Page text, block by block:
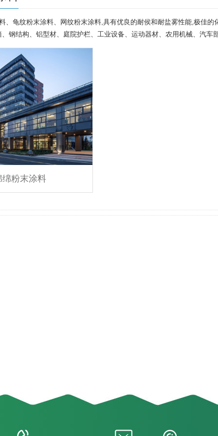
、龟纹粉末涂料、网纹粉末涂料,具有优良的耐侯和耐盐雾性能,极佳
钢结构、铝型材、庭院护栏、工业设备、运动器材、农用机械、汽车
绵粉末涂料